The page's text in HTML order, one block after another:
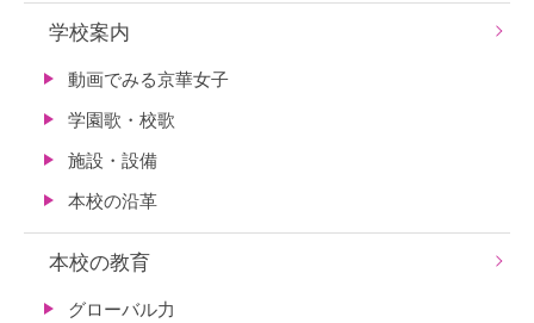
学校案内
動画でみる京華女子
学園歌・校歌
施設・設備
本校の沿革
本校の教育
グローバル力